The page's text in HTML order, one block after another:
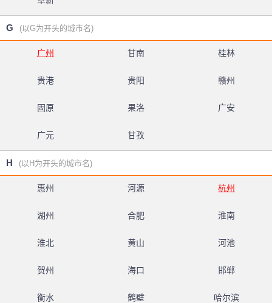
G (以G为开头的城市名)
广州 甘南 桂林
贵港 贵阳 赣州
固原 果洛 广安
广元 甘孜
H (以H为开头的城市名)
惠州 河源 杭州
湖州 合肥 淮南
淮北 黄山 河池
贺州 海口 邯郸
衡水 鹤壁 哈尔滨